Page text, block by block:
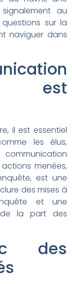
au
sur la
naviguer dans
est
il est essentiel
les élus,
menées,
est une
des mises à
et une
de la part des
des